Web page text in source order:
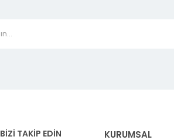
BİZİ TAKİP EDİN KURUMSAL